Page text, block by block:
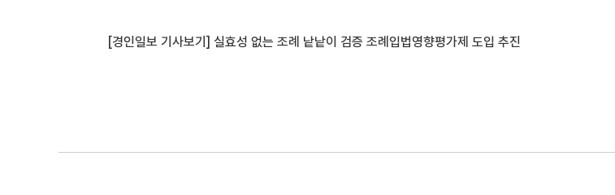
[경인일보 기사보기] 실효성 없는 조례 낱낱이 검증 조례입법영향평가제 도입 추진